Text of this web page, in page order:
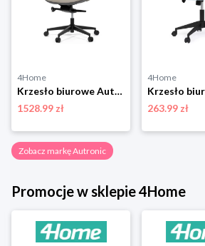
4Home
Krzesło biurowe Autronic KA-T8426 GREY
1528.99 zł
4Home
263.99 zł
Zobacz markę Autronic
Promocje w sklepie 4Home